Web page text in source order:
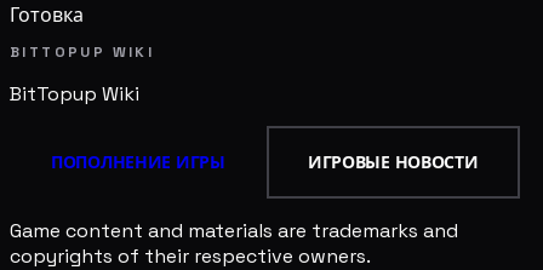
Готовка
BITTOPUP WIKI
BitTopup Wiki
ПОПОЛНЕНИЕ ИГРЫ ИГРОВЫЕ НОВОСТИ
Game content and materials are trademarks and
copyrights of their respective owners.